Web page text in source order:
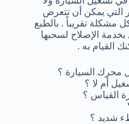
التي يمكن أن تتعرض
مشكلة تقريباً . بالطبع
الإصلاح لسحبها
القيام به .
محرك السيارة ؟
أم لا ؟
القياس ؟
شديد ؟